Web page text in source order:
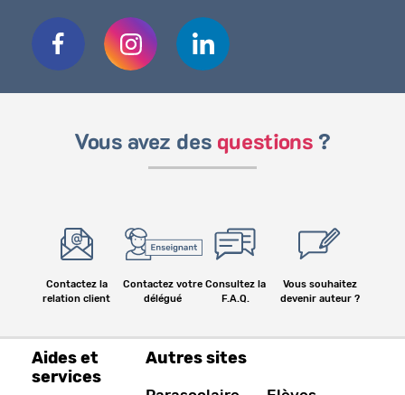
Vous avez des questions ?
Contactez la
relation client
Contactez votre
délégué
Consultez la
F.A.Q.
Vous souhaitez
devenir auteur ?
Aides et
services
Autres sites